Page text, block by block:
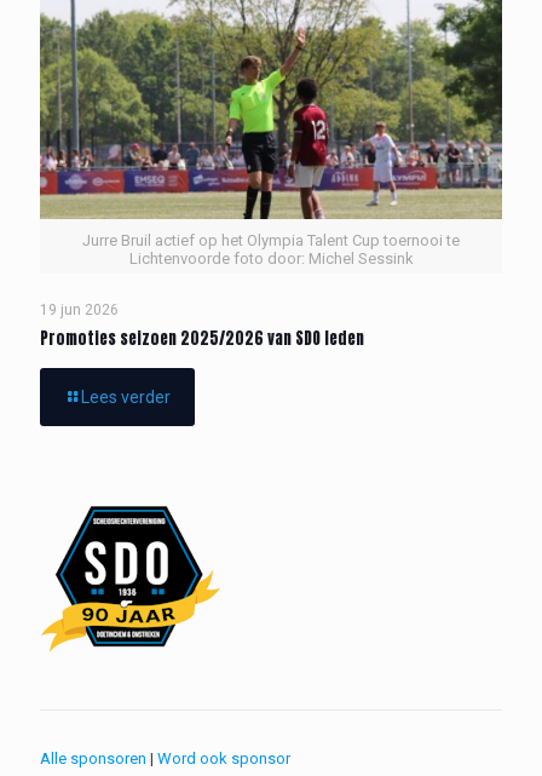
Jurre Bruil actief op het Olympia Talent Cup toernooi te
Lichtenvoorde foto door: Michel Sessink
19 jun 2026
Promoties seizoen 2025/2026 van SDO leden
Lees verder
Alle sponsoren | Word ook sponsor